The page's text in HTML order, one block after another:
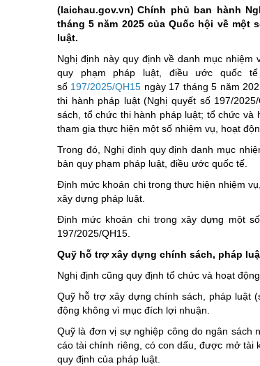
Các dân tộc
chương trình
Điểm đến-Du
(laichau.gov.vn) Chính phủ ban hành
tháng 5 năm 2025 của Quốc hội về
luật.
Nghị định này quy định về danh mục
quy phạm pháp luật, điều ước quốc
số 197/2025/QH15 ngày 17 tháng 5 năm
thi hành pháp luật (Nghị quyết số 197/
sách, tổ chức thi hành pháp luật; tổ chức
tham gia thực hiện một số nhiệm vụ, hoạt
Trong đó, Nghị định quy định danh mục
bản quy phạm pháp luật, điều ước quốc tế.
Định mức khoán chi trong thực hiện nhiệm
xây dựng pháp luật.
Định mức khoán chi trong xây dựng một
197/2025/QH15.
Quỹ hỗ trợ xây dựng chính sách, pháp
Nghị định cũng quy định tổ chức và hoạt
Quỹ hỗ trợ xây dựng chính sách, pháp luật
động không vì mục đích lợi nhuận.
Quỹ là đơn vị sự nghiệp công do ngân sách
cáo tài chính riêng, có con dấu, được mở tài
quy định của pháp luật.